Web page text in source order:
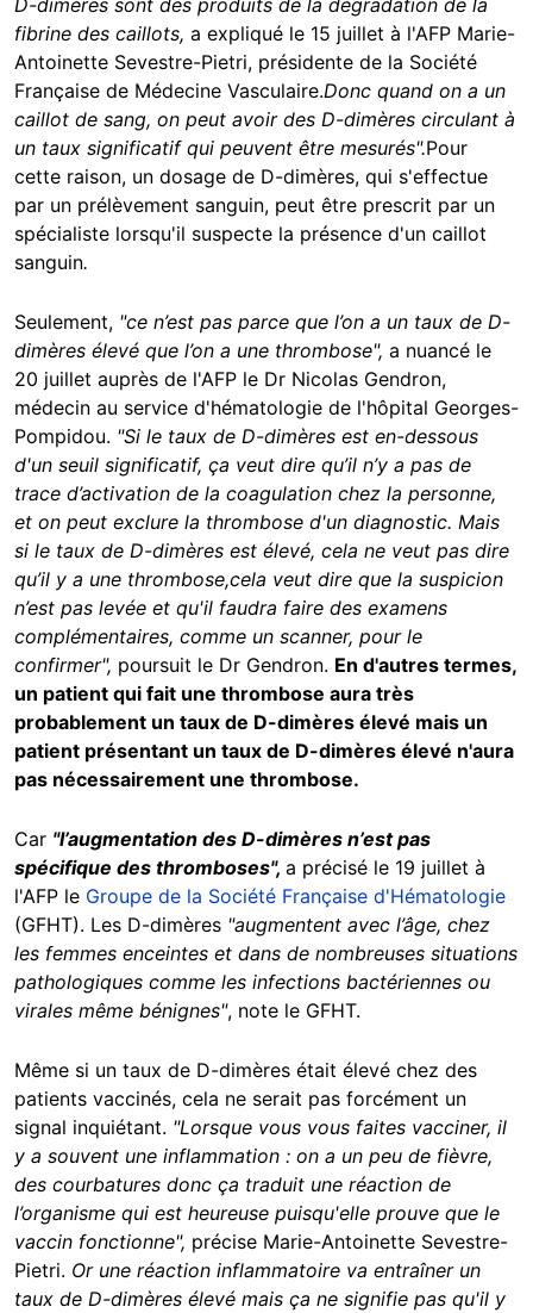
fibrine des caillots, a expliqué le 15 juillet à l'AFP Marie-
Antoinette Sevestre-Pietri, présidente de la Société
Française de Médecine Vasculaire.Donc quand on a un
caillot de sang, on peut avoir des D-dimères circulant à
un taux significatif qui peuvent être mesurés".Pour
cette raison, un dosage de D-dimères, qui s'effectue
par un prélèvement sanguin, peut être prescrit par un
spécialiste lorsqu'il suspecte la présence d'un caillot
sanguin.
Seulement, "ce n’est pas parce que l’on a un taux de D-
dimères élevé que l’on a une thrombose", a nuancé le
20 juillet auprès de l'AFP le Dr Nicolas Gendron,
médecin au service d'hématologie de l'hôpital Georges-
Pompidou. "Si le taux de D-dimères est en-dessous
d'un seuil significatif, ça veut dire qu’il n’y a pas de
trace d’activation de la coagulation chez la personne,
et on peut exclure la thrombose d'un diagnostic. Mais
si le taux de D-dimères est élevé, cela ne veut pas dire
qu’il y a une thrombose,cela veut dire que la suspicion
n’est pas levée et qu'il faudra faire des examens
complémentaires, comme un scanner, pour le
confirmer", poursuit le Dr Gendron. En d'autres termes,
un patient qui fait une thrombose aura très
probablement un taux de D-dimères élevé mais un
patient présentant un taux de D-dimères élevé n'aura
pas nécessairement une thrombose.
Car "l’augmentation des D-dimères n’est pas
spécifique des thromboses", a précisé le 19 juillet à
l'AFP le Groupe de la Société Française d'Hématologie
(GFHT). Les D-dimères "augmentent avec l’âge, chez
les femmes enceintes et dans de nombreuses situations
pathologiques comme les infections bactériennes ou
virales même bénignes", note le GFHT.
Même si un taux de D-dimères était élevé chez des
patients vaccinés, cela ne serait pas forcément un
signal inquiétant. "Lorsque vous vous faites vacciner, il
y a souvent une inflammation : on a un peu de fièvre,
des courbatures donc ça traduit une réaction de
l’organisme qui est heureuse puisqu'elle prouve que le
vaccin fonctionne", précise Marie-Antoinette Sevestre-
Pietri. Or une réaction inflammatoire va entraîner un
taux de D-dimères élevé mais ça ne signifie pas qu'il y